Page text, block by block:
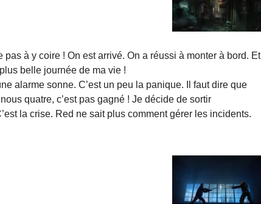
pas à y coire ! On est arrivé. On a réussi à monter à bord. Et
belle journée de ma vie !
alarme sonne. C’est un peu la panique. Il faut dire que
quatre, c’est pas gagné ! Je décide de sortir
la crise. Red ne sait plus comment gérer les incidents.